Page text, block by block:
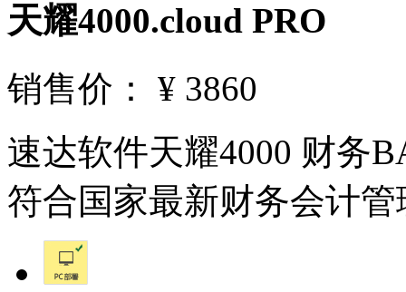
天耀4000.cloud PRO
销售价： ¥ 3860
速达软件天耀4000 财务
符合国家最新财务会计管